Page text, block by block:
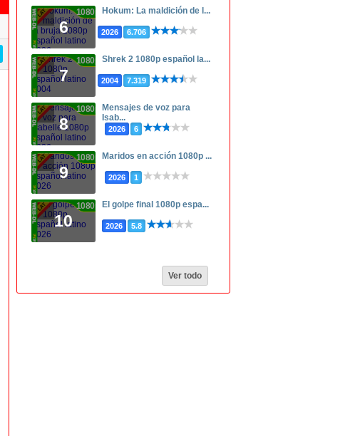
6
1080p Hokum: La maldición de l...
2026 6.706
7
1080p Shrek 2 1080p español la...
2004 7.319
8
1080p
Mensajes de voz para
Isab...
2026 6
9
1080p Maridos en acción 1080p ...
2026 1
10
1080p El golpe final 1080p espa...
2026 5.8
Ver todo